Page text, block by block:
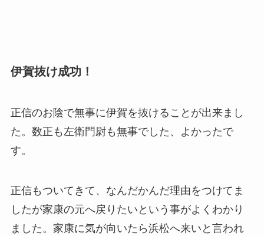
伊賀抜け成功！
正信のお陰で無事に伊賀を抜けることが出来まし
た。数正も左衛門尉も無事でした、よかったで
す。
正信もついてきて、なんだかんだ理由をつけてま
したが家康の元へ戻りたいという事がよくわかり
ました。家康に気が向いたら浜松へ来いと言われ